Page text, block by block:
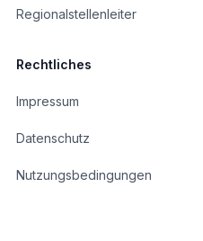
Regionalstellenleiter
Rechtliches
Impressum
Datenschutz
Nutzungsbedingungen